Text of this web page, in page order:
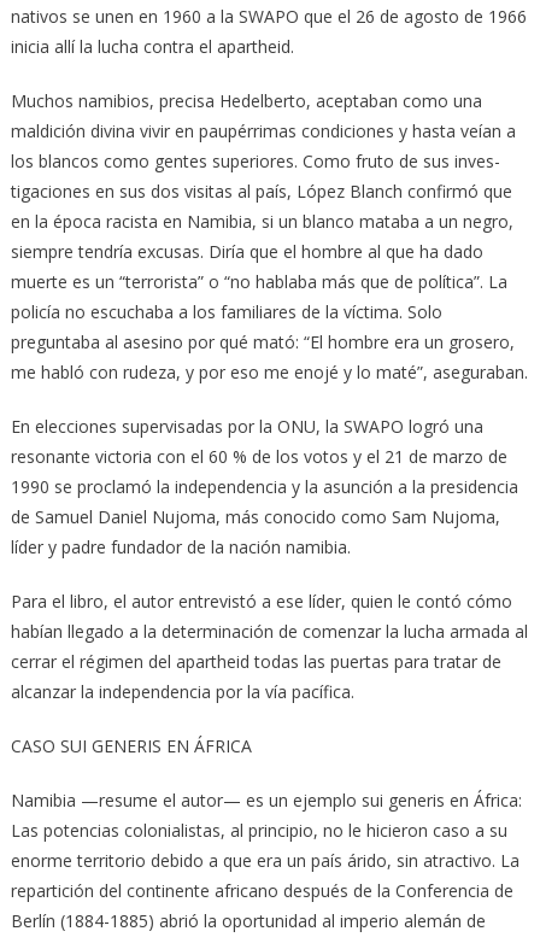
nativos se unen en 1960 a la SWAPO que el 26 de agosto de 1966
inicia allí la lucha contra el apartheid.
Muchos namibios, precisa Hedelberto, aceptaban como una
maldición divina vivir en paupérrimas condiciones y hasta veían a
los blancos co­mo gentes superiores. Como fruto de sus in­ves­
tigaciones en sus dos visitas al país, López Blanch confirmó que
en la época racista en Namibia, si un blanco mataba a un negro,
siempre tendría excusas. Diría que el hombre al que ha dado
muerte es un “terrorista” o “no hablaba más que de política”. La
policía no escuchaba a los familiares de la víctima. Solo
preguntaba al asesino por qué mató: “El hombre era un grosero,
me habló con rudeza, y por eso me enojé y lo maté”, aseguraban.
En elecciones supervisadas por la ONU, la SWAPO logró una
resonante victoria con el 60 % de los votos y el 21 de marzo de
1990 se proclamó la independencia y la asunción a la presidencia
de Sa­muel Daniel Nujoma, más conocido como Sam Nu­joma,
líder y padre fundador de la nación namibia.
Para el libro, el autor entrevistó a ese líder, quien le contó cómo
habían llegado a la determinación de comenzar la lucha armada al
cerrar el régimen del apartheid todas las puertas para tratar de
alcanzar la independencia por la vía pa­cífica.
CASO SUI GENERIS EN ÁFRICA
Namibia —resume el autor— es un ejemplo sui generis en África:
Las potencias colonialistas, al principio, no le hicieron caso a su
enorme territorio debido a que era un país árido, sin atractivo. La
re­partición del continente africano después de la Con­ferencia de
Berlín (1884-1885) abrió la op­or­tunidad al imperio alemán de